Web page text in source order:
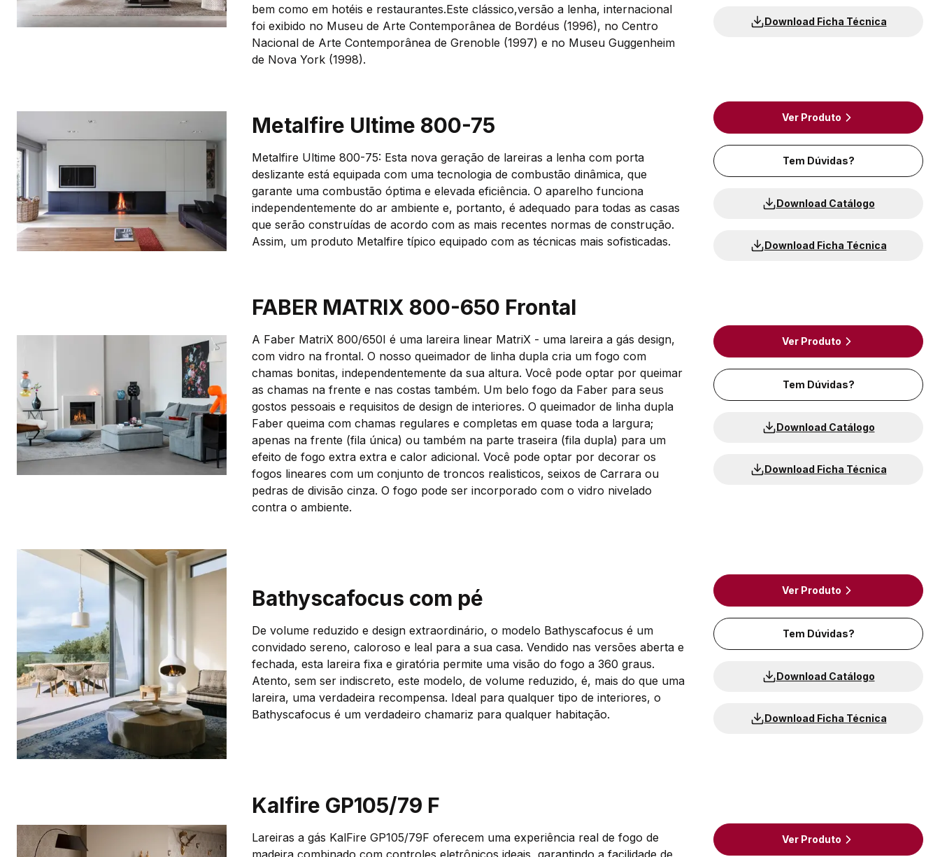
bem como em hotéis e restaurantes.Este clássico,versão a lenha, internacional
foi exibido no Museu de Arte Contemporânea de Bordéus (1996), no Centro
Nacional de Arte Contemporânea de Grenoble (1997) e no Museu Guggenheim
de Nova York (1998).
Download Ficha Técnica
Metalfire Ultime 800-75
Metalfire Ultime 800-75: Esta nova geração de lareiras a lenha com porta
deslizante está equipada com uma tecnologia de combustão dinâmica, que
garante uma combustão óptima e elevada eficiência. O aparelho funciona
independentemente do ar ambiente e, portanto, é adequado para todas as casas
que serão construídas de acordo com as mais recentes normas de construção.
Assim, um produto Metalfire típico equipado com as técnicas mais sofisticadas.
Ver Produto
Tem Dúvidas?
Download Catálogo
Download Ficha Técnica
FABER MATRIX 800-650 Frontal
A Faber MatriX 800/650I é uma lareira linear MatriX - uma lareira a gás design,
com vidro na frontal. O nosso queimador de linha dupla cria um fogo com
chamas bonitas, independentemente da sua altura. Você pode optar por queimar
as chamas na frente e nas costas também. Um belo fogo da Faber para seus
gostos pessoais e requisitos de design de interiores. O queimador de linha dupla
Faber queima com chamas regulares e completas em quase toda a largura;
apenas na frente (fila única) ou também na parte traseira (fila dupla) para um
efeito de fogo extra extra e calor adicional. Você pode optar por decorar os
fogos lineares com um conjunto de troncos realisticos, seixos de Carrara ou
pedras de divisão cinza. O fogo pode ser incorporado com o vidro nivelado
contra o ambiente.
Ver Produto
Tem Dúvidas?
Download Catálogo
Download Ficha Técnica
Bathyscafocus com pé
De volume reduzido e design extraordinário, o modelo Bathyscafocus é um
convidado sereno, caloroso e leal para a sua casa. Vendido nas versões aberta e
fechada, esta lareira fixa e giratória permite uma visão do fogo a 360 graus.
Atento, sem ser indiscreto, este modelo, de volume reduzido, é, mais do que uma
lareira, uma verdadeira recompensa. Ideal para qualquer tipo de interiores, o
Bathyscafocus é um verdadeiro chamariz para qualquer habitação.
Ver Produto
Tem Dúvidas?
Download Catálogo
Download Ficha Técnica
Kalfire GP105/79 F
Lareiras a gás KalFire GP105/79F oferecem uma experiência real de fogo de
madeira combinado com controles eletrônicos ideais, garantindo a facilidade de
Ver Produto